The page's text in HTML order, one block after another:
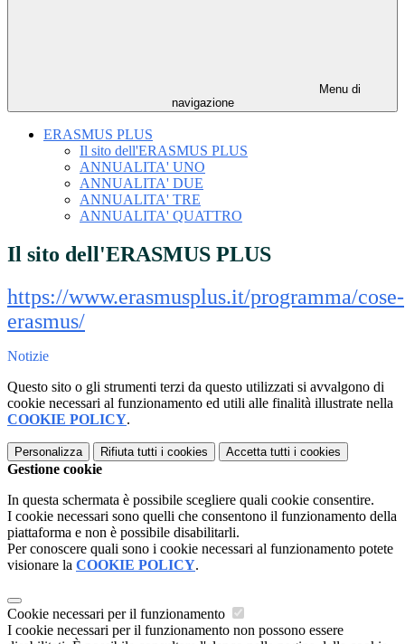
Menu di
navigazione
ERASMUS PLUS
Il sito dell'ERASMUS PLUS
ANNUALITA' UNO
ANNUALITA' DUE
ANNUALITA' TRE
ANNUALITA' QUATTRO
Il sito dell'ERASMUS PLUS
https://www.erasmusplus.it/programma/cose-
erasmus/
Notizie
Questo sito o gli strumenti terzi da questo utilizzati si avvalgono di
cookie necessari al funzionamento ed utili alle finalità illustrate nella
COOKIE POLICY.
Personalizza Rifiuta tutti i cookies Accetta tutti i cookies
Gestione cookie
In questa schermata è possibile scegliere quali cookie consentire.
I cookie necessari sono quelli che consentono il funzionamento della
piattaforma e non è possibile disabilitarli.
Per conoscere quali sono i cookie necessari al funzionamento potete
visionare la COOKIE POLICY.
Cookie necessari per il funzionamento
I cookie necessari per il funzionamento non possono essere